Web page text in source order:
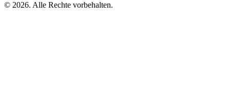
© 2026. Alle Rechte vorbehalten.